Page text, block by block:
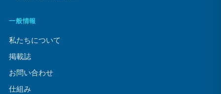
一般情報
私たちについて
掲載誌
お問い合わせ
仕組み